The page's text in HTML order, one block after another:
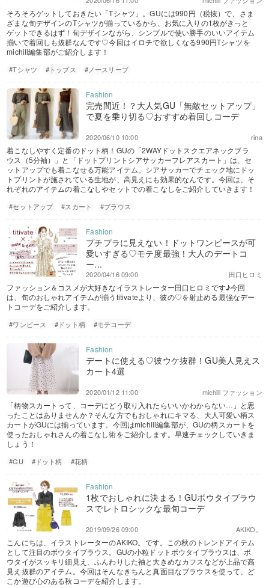
そろそろゲットしておきたい「Tシャツ」。GUには990円（税抜）で、さま
ざまな旬デザインのTシャツが揃っているから、お気に入りの1枚がきっと
ゲットできるはず！旬デザインながら、シンプルで使い勝手のいいアイテム
揃いで着回しも抜群なんです♡今回はイロチで欲しくなる990円Tシャツを
michill編集部がご紹介します！
#Tシャツ #トップス #ノースリーブ
完売間近！？大人気GU「無敵セットアップ」
で夏を乗り切る♡おすすめ着回しコーデ
rina
2020/06/10 10:00
着こなしやすく定番のドット柄！GUの「2WAYドットスクエアネックブラ
ウス（5分袖）」と「ドットプリントシアサッカーフレアスカート」は、セ
ットアップでも着こなせる万能アイテム。シアサッカーでチェック地にドッ
トプリントが施されている生地が、高見えにも効果的なんです。今回は、そ
れぞれのアイテムの着こなしやセットでの着こなしをご紹介していきます！
#セットアップ #スカート #ブラウス
プチプラに見えない！ドットワンピースが可
愛いすぎる♡モテ度最強！大人のデートコ
ー...
田口ヒロミ
2020/04/16 09:00
ファッション＆コスメが大好きなイラストレーター田口ヒロミです♪今回
は、旬のおしゃれアイテムが揃うtitivateより、彼の♡を射止める最強なデー
トコーデをご紹介します。
#ワンピース #ドット柄 #モテコーデ
デートに使える♡彼ウケ抜群！GU美人見えス
カート4選
michill ファッション
2020/01/12 11:00
「柄物スカートって、コーデにどう取り入れたらいいかわからない…」と思
ったことはありませんか？そんな方でもおしゃれにキマる、大人可愛い柄ス
カートがGUには揃っています。今回はmichill編集部が、GUの柄スカートを
使ったおしゃれさんの着こなし術をご紹介します。早速チェックしていきま
しょう！
#GU #ドット柄 #花柄
1枚でおしゃれに決まる！GUボウタイブラウ
スでレトロシックな最旬コーデ
AKIKO。
2019/09/26 09:00
こんにちは、イラストレーターのAKIKO。です。この秋のトレンドアイテム
として注目のボウタイブラウス。GUの小粒ドットボウタイブラウスは、ボ
ウタイがスッキリ細見え、ふんわりした袖と大きめなカフスなどが上品で高
見え抜群のアイテム。今回はそんなきちんと真面目なブラウスを使って、ど
こか遊び心のある秋コーデを紹介します。